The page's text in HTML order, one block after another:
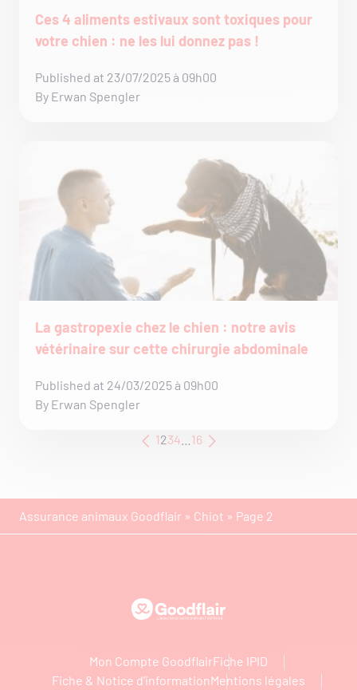
Ces 4 aliments estivaux sont toxiques pour
votre chien : ne les lui donnez pas !
Published at 23/07/2025 à 09h00
By Erwan Spengler
La gastropexie chez le chien : notre avis
vétérinaire sur cette chirurgie abdominale
Published at 24/03/2025 à 09h00
By Erwan Spengler
1234 16
Assurance animaux Goodflair » Chiot » Page 2
Goodflair
Mon Compte GoodflairFiche IPID
Fiche & Notice d’informationMentions légales